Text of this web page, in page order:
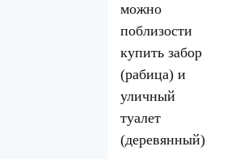
можно
поблизости
купить забор
(рабица) и
уличный
туалет
(деревянный)